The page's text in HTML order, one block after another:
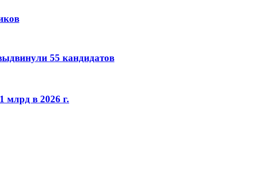
55 кандидатов
млрд в 2026 г.